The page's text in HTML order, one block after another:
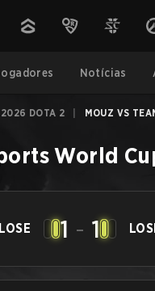
Notícias
2026 DOTA 2 MOUZ VS
World
LOSE 1 - 1